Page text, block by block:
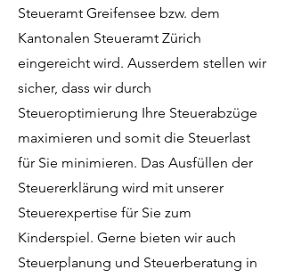
Steueramt Greifensee bzw. dem
Kantonalen Steueramt Zürich
eingereicht wird. Ausserdem stellen wir
sicher, dass wir durch
Steueroptimierung Ihre Steuerabzüge
maximieren und somit die Steuerlast
für Sie minimieren. Das Ausfüllen der
Steuererklärung wird mit unserer
Steuerexpertise für Sie zum
Kinderspiel. Gerne bieten wir auch
Steuerplanung und Steuerberatung in